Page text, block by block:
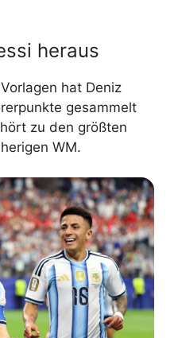
heraus
hat Deniz
gesammelt
zu den größten
WM.